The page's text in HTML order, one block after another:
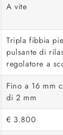
A vite
Tripla fibbia
pulsante di
regolatore a
Fino a 16 mm
di 2 mm
€ 3.800